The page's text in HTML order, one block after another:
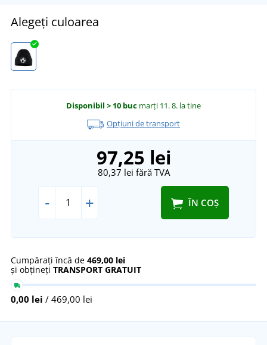
Alegeți culoarea
Disponibil > 10 buc marți 11. 8. la tine
Opțiuni de transport
97,25 lei
80,37 lei fără TVA
- + ÎN COȘ
Cumpărați încă de 469,00 lei
și obțineți TRANSPORT GRATUIT
0,00 lei / 469,00 lei